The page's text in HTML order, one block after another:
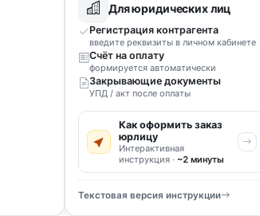
Для юридических лиц
Регистрация контрагента
введите реквизиты в личном кабинете
Счёт на оплату
формируется автоматически
Закрывающие документы
УПД / акт после оплаты
Как оформить заказ
юрлицу
Интерактивная
инструкция · ~2 минуты
Текстовая версия инструкции